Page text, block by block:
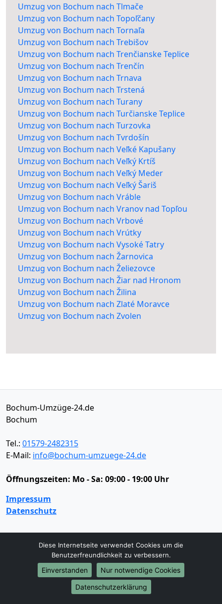
Umzug von Bochum nach Tlmače
Umzug von Bochum nach Topoľčany
Umzug von Bochum nach Tornaľa
Umzug von Bochum nach Trebišov
Umzug von Bochum nach Trenčianske Teplice
Umzug von Bochum nach Trenčín
Umzug von Bochum nach Trnava
Umzug von Bochum nach Trstená
Umzug von Bochum nach Turany
Umzug von Bochum nach Turčianske Teplice
Umzug von Bochum nach Turzovka
Umzug von Bochum nach Tvrdošín
Umzug von Bochum nach Veľké Kapušany
Umzug von Bochum nach Veľký Krtíš
Umzug von Bochum nach Veľký Meder
Umzug von Bochum nach Veľký Šariš
Umzug von Bochum nach Vráble
Umzug von Bochum nach Vranov nad Topľou
Umzug von Bochum nach Vrbové
Umzug von Bochum nach Vrútky
Umzug von Bochum nach Vysoké Tatry
Umzug von Bochum nach Žarnovica
Umzug von Bochum nach Želiezovce
Umzug von Bochum nach Žiar nad Hronom
Umzug von Bochum nach Žilina
Umzug von Bochum nach Zlaté Moravce
Umzug von Bochum nach Zvolen
Bochum-Umzüge-24.de
Bochum
Tel.: 01579-2482315
E-Mail: info@bochum-umzuege-24.de
Öffnungszeiten: Mo - Sa: 09:00 - 19:00 Uhr
Impressum
Datenschutz
Umzugsservice
Umzugsservice Behördenumzug
Büroumzug
Fernumzug
Firmenumzug
Laborumzug
Praxisumzug
Privatumzug
Diese Internetseite verwendet Cookies um die
Benutzerfreundlichkeit zu verbessern.
Einverstanden
Nur notwendige Cookies
Datenschutzerklärung